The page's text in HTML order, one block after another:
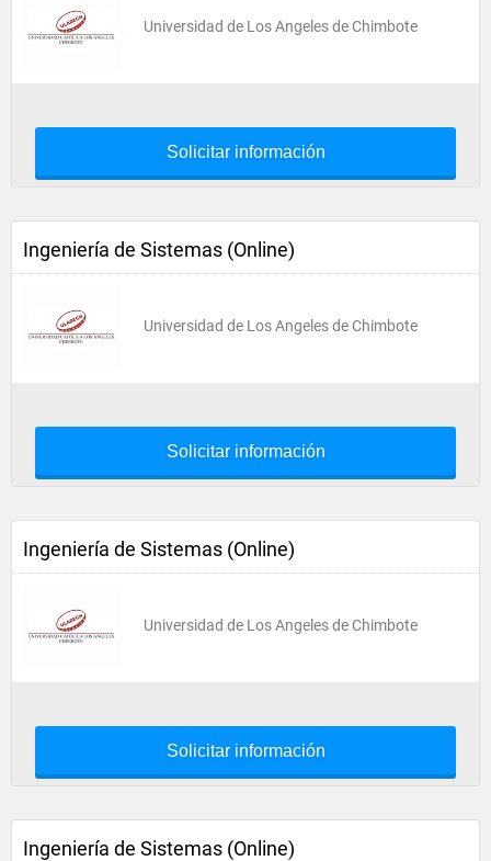
Universidad de Los Angeles de Chimbote
Solicitar información
Ingeniería de Sistemas (Online)
Universidad de Los Angeles de Chimbote
Solicitar información
Ingeniería de Sistemas (Online)
Universidad de Los Angeles de Chimbote
Solicitar información
Ingeniería de Sistemas (Online)